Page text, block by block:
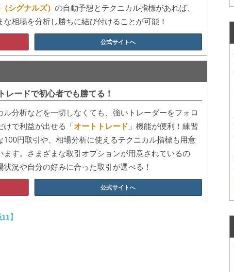
シグナルズ） の自動予想とテクニカル指標があれば、
な相場を分析し勝ちに結び付けることが可能！
公式サイトへ
レードで初心者でも勝てる！
ル分析などを一切しなくても、強いトレーダーをフォロ
けで利益が出せる「オートトレード 」機能が便利！練習
100円取引や、相場分析に使えるテクニカル指標も用意
ます。さまざまな取引オプションが用意されているの
状況や自分の好みに合った取引が選べる！
公式サイトへ
】